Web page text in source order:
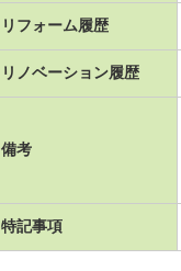
リフォーム履歴
リノベーション履歴
備考
特記事項